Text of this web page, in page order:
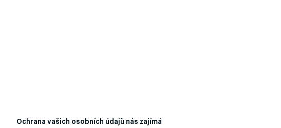
Ochrana vašich osobních údajů nás zajímá